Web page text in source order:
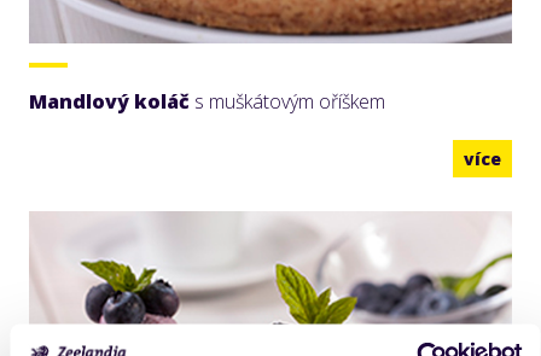
Mandlový koláč s muškátovým oříškem
více